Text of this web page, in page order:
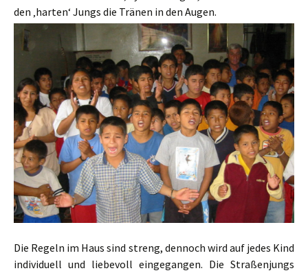
den ‚harten‘ Jungs die Tränen in den Augen.
Die Regeln im Haus sind streng, dennoch wird auf jedes Kind
individuell und liebevoll eingegangen. Die Straßenjungs